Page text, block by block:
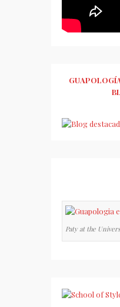
Paty at the